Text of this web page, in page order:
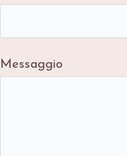
Messaggio